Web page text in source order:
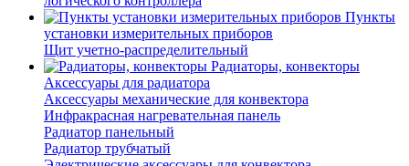
Пункты
установки измерительных приборов
Щит учетно-распределительный
Радиаторы, конвекторы
Аксессуары для радиатора
Аксессуары механические для конвектора
Инфракрасная нагревательная панель
Радиатор панельный
Радиатор трубчатый